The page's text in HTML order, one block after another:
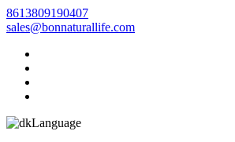
8613809190407
sales@bonnaturallife.com
Language